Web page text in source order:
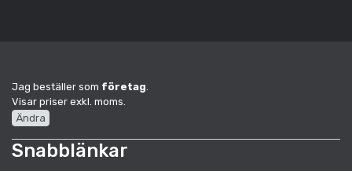
Jag beställer som företag.
Visar priser exkl. moms.
Ändra
Snabblänkar